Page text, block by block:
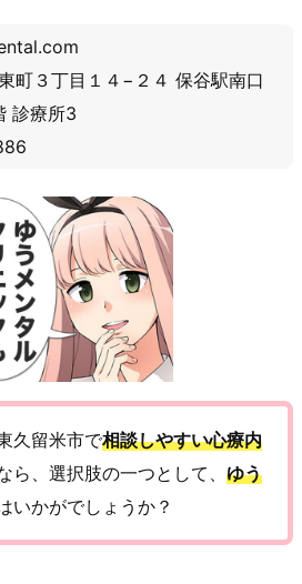
町３丁目１４−２４ 保谷駅南口
診療所3
久留米市で相談しやすい心療内
ら、選択肢の一つとして、 ゆう
いかがでしょうか？